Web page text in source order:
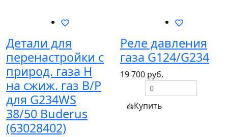
Детали для
перенастройки с
природ. газа H
на сжиж. газ B/P
для G234WS
38/50 Buderus
(63028402)
Реле давления
газа G124/G234
19 700 руб.
Купить